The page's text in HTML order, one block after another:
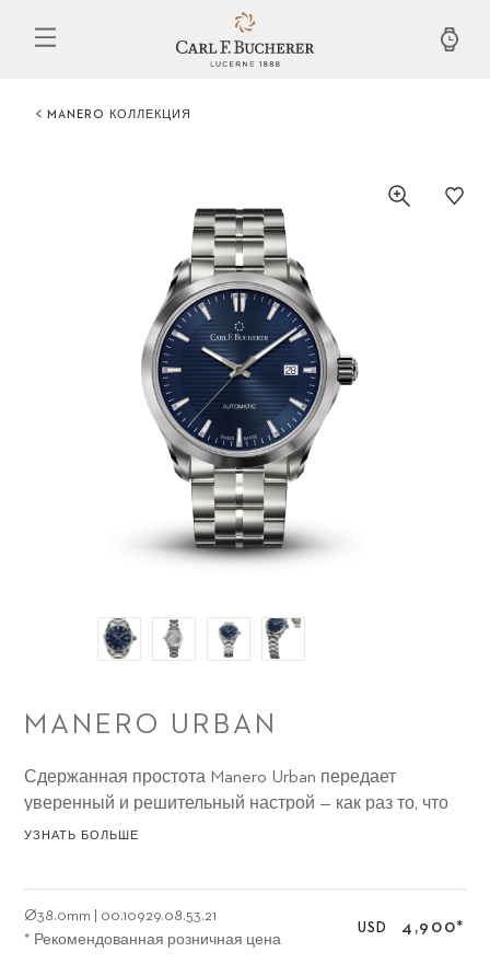
основному
MANERO КОЛЛЕКЦИЯ
MANERO URBAN
Сдержанная простота Manero Urban передает
уверенный и решительный настрой — как раз то, что
нужно для навигации по изобилию возможностей и
УЗНАТЬ БОЛЬШЕ
Ø38.0mm
00.10929.08.53.21
* Рекомендованная розничная цена
USD 4,900*